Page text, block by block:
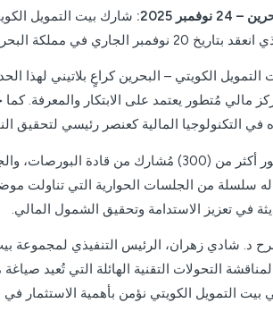
– 24 نوفمبر 2025:
عنوان “التحول الرقمي الجذري في أسواق رأس المال”.
الكويتي – البحرين كراعٍ بلاتيني لهذا
مالي مُتطور يعتمد على الابتكار والمعرفة.
في التكنولوجيا المالية كعنصر رئيسي لتحقيق
وشهد المؤتمر حضور أكثر من (300) مُشارك
سلسلة من الجلسات الحوارية التي تناولت
في تعزيز الاستدامة وتحقيق الشمول المالي.
د. شادي زهران، الرئيس التنفيذي لمجموعة بيت
التحولات التقنية الهائلة التي تُعيد
التمويل الكويتي نؤمن بأهمية الاستثمار في